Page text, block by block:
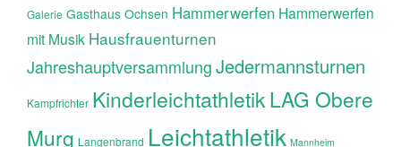
Galerie Gasthaus Ochsen Hammerwerfen Hammerwerfen
mit Musik Hausfrauenturnen
JahreshauptversammlungJedermannsturnen
Kampfrichter KinderleichtathletikLAG Obere
Murg Langenbrand Leichtathletik Mannheim